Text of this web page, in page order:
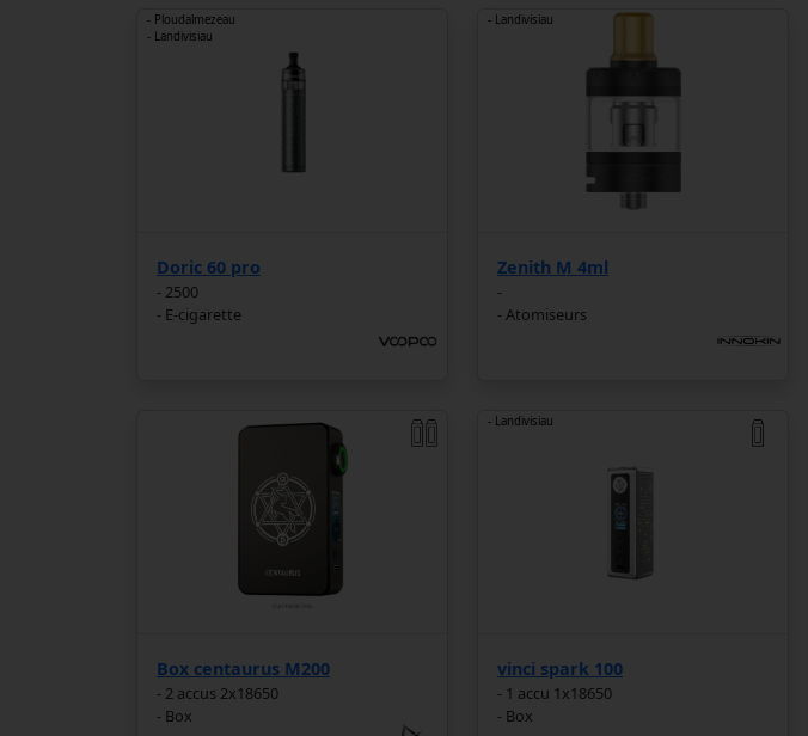
Doric 60 pro
- 2500
- E-cigarette
- Ploudalmezeau
- Landivisiau
Zenith M 4ml
-
- Atomiseurs
- Landivisiau
Box centaurus M200
- 2 accus 2x18650
- Box
vinci spark 100
- 1 accu 1x18650
- Box
- Landivisiau